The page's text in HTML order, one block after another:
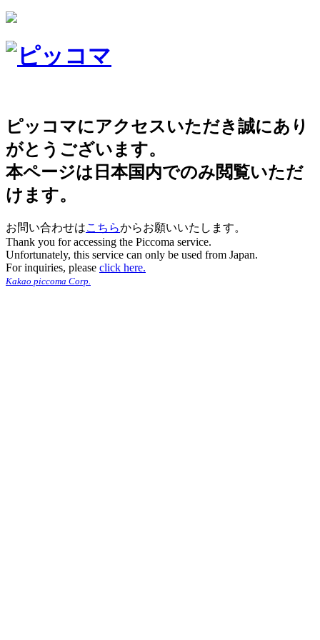
ピッコマにアクセスいただき誠にあり
がとうございます。
本ページは日本国内でのみ閲覧いただ
けます。
お問い合わせはこちらからお願いいたします。
Thank you for accessing the Piccoma service.
Unfortunately, this service can only be used from Japan.
For inquiries, please click here.
Kakao piccoma Corp.